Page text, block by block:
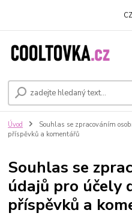
Úvod
Souhlas se zpracováním
příspěvků a komentářů
Souhlas se
údajů pro účely
příspěvků a